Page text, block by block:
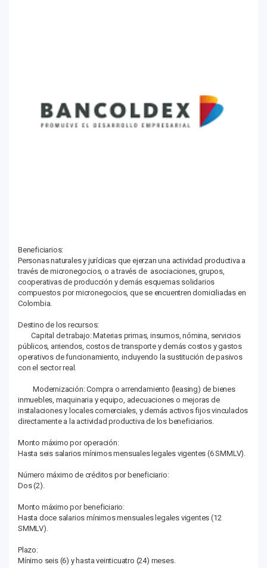
Beneficiarios:
Personas naturales y jurídicas que ejerzan una actividad productiva a
través de micronegocios, o a través de asociaciones, grupos,
cooperativas de producción y demás esquemas solidarios
compuestos por micronegocios, que se encuentren domiciliadas en
Colombia.
Destino de los recursos:
Capital de trabajo: Materias primas, insumos, nómina, servicios
públicos, arriendos, costos de transporte y demás costos y gastos
operativos de funcionamiento, incluyendo la sustitución de pasivos
con el sector real.
Modernización: Compra o arrendamiento (leasing) de bienes
inmuebles, maquinaria y equipo, adecuaciones o mejoras de
instalaciones y locales comerciales, y demás activos fijos vinculados
directamente a la actividad productiva de los beneficiarios.
Monto máximo por operación:
Hasta seis salarios mínimos mensuales legales vigentes (6 SMMLV).
Número máximo de créditos por beneficiario:
Dos (2).
Monto máximo por beneficiario:
Hasta doce salarios mínimos mensuales legales vigentes (12
SMMLV).
Plazo:
Mínimo seis (6) y hasta veinticuatro (24) meses.